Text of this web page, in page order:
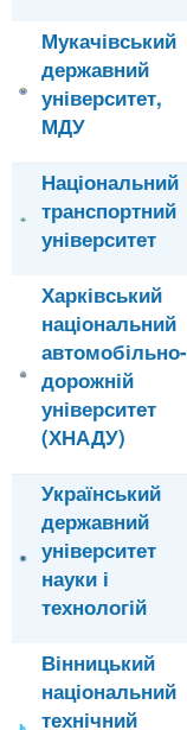
Мукачівський
державний
університет,
МДУ
Національний
транспортний
університет
Харківський
національний
автомобільно-
дорожній
університет
(ХНАДУ)
Український
державний
університет
науки і
технологій
Вінницький
національний
технічний